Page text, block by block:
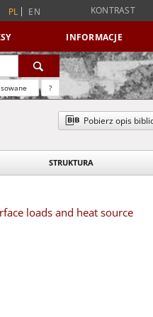
PL EN KONTRAST
INFORMACJE
?
Pobierz opis
STRUKTURA
loads and heat source